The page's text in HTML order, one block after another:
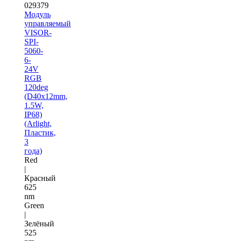
029379
Модуль
управляемый
VISOR-
SPI-
5060-
6-
24V
RGB
120deg
(D40x12mm,
1.5W,
IP68)
(Arlight,
Пластик,
3
года)
Red
|
Красный
625
nm
Green
|
Зелёный
525